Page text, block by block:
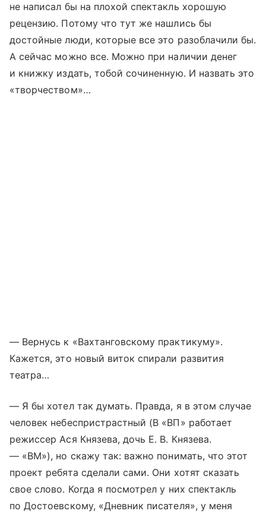
не написал бы на плохой спектакль хорошую
рецензию. Потому что тут же нашлись бы
достойные люди, которые все это разоблачили бы.
А сейчас можно все. Можно при наличии денег
и книжку издать, тобой сочиненную. И назвать это
«творчеством»…
— Вернусь к «Вахтанговскому практикуму».
Кажется, это новый виток спирали развития
театра…
— Я бы хотел так думать. Правда, я в этом случае
человек небеспристрастный (В «ВП» работает
режиссер Ася Князева, дочь Е. В. Князева.
— «ВМ»), но скажу так: важно понимать, что этот
проект ребята сделали сами. Они хотят сказать
свое слово. Когда я посмотрел у них спектакль
по Достоевскому, «Дневник писателя», у меня